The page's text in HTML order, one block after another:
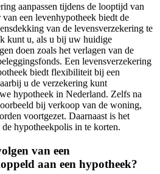
aanpassen tijdens de looptijd van
een levenhypotheek biedt de
van de levensverzekering te
kunt u, als u bij uw huidige
doen zoals het verlagen van de
Een levensverzekering
biedt flexibiliteit bij een
u de verzekering kunt
hypotheek in Nederland. Zelfs na
bij verkoop van de woning,
voortgezet. Daarnaast is het
hypotheekpolis in te korten.
van een
aan een hypotheek?